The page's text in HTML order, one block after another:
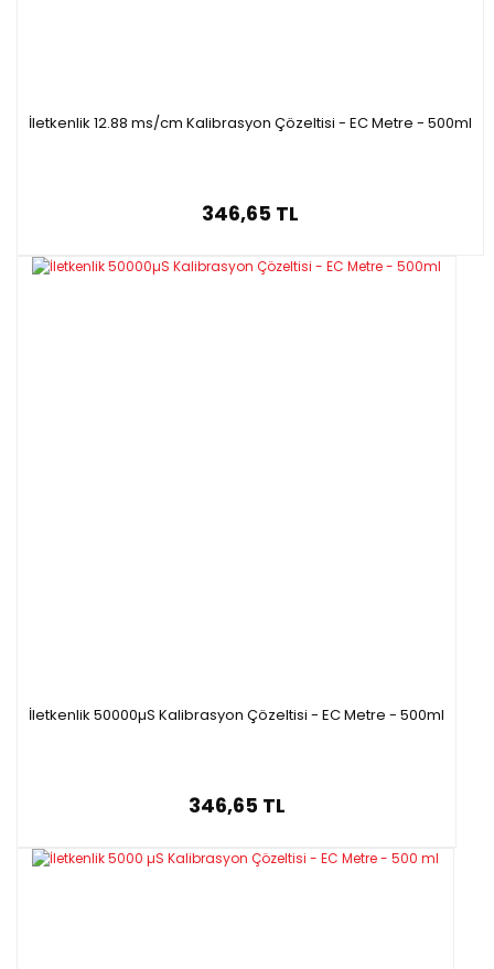
İletkenlik 12.88 ms/cm Kalibrasyon Çözeltisi - EC Metre - 500ml
346,65 TL
İletkenlik 50000µS Kalibrasyon Çözeltisi - EC Metre - 500ml
346,65 TL